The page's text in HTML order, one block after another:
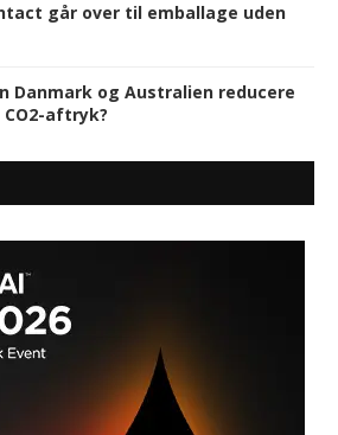
går over til emballage uden
Danmark og Australien reducere
aftryk?